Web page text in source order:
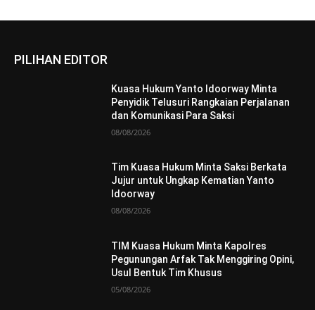
PILIHAN EDITOR
Kuasa Hukum Yanto Idoorway Minta
Penyidik Telusuri Rangkaian Perjalanan
dan Komunikasi Para Saksi
08/08/2026
Tim Kuasa Hukum Minta Saksi Berkata
Jujur untuk Ungkap Kematian Yanto
Idoorway
08/08/2026
TIM Kuasa Hukum Minta Kapolres
Pegunungan Arfak Tak Menggiring Opini,
Usul Bentuk Tim Khusus
05/08/2026